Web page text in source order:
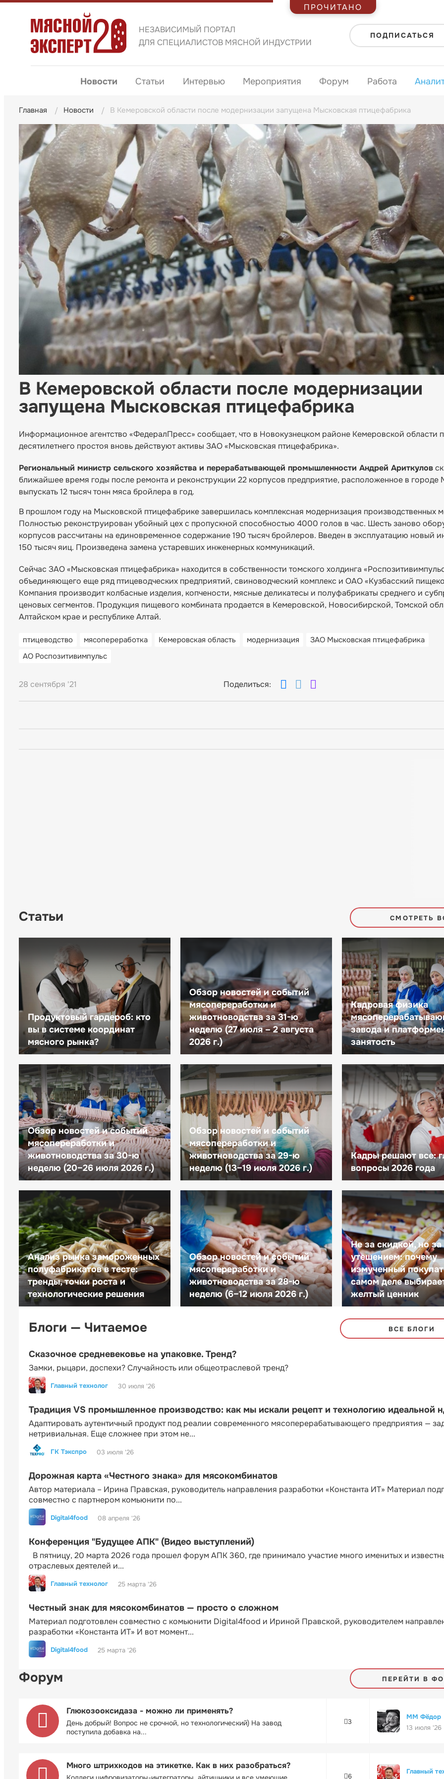
НЕЗАВИСИМЫЙ ПОРТАЛ
ДЛЯ СПЕЦИАЛИСТОВ МЯСНОЙ ИНДУСТРИИ
ПОДПИСАТЬСЯ
Новости Статьи Интервью Мероприятия Форум Работа
Главная Новости В Кемеровской области после модернизации запущена Мысковская птицефабрика
В Кемеровской области после модернизации
запущена Мысковская птицефабрика
Информационное агентство «ФедералПресс» сообщает, что в Новокузнецком районе Кемеровской области
десятилетнего простоя вновь действуют активы ЗАО «Мысковская птицефабрика».
Региональный министр сельского хозяйства и перерабатывающей промышленности Андрей Ариткулов
ближайшее время годы после ремонта и реконструкции 22 корпусов предприятие, расположенное в городе
выпускать 12 тысяч тонн мяса бройлера в год.
В прошлом году на Мысковской птицефабрике завершилась комплексная модернизация производственных
Полностью реконструирован убойный цех с пропускной способностью 4000 голов в час. Шесть заново
корпусов рассчитаны на единовременное содержание 190 тысяч бройлеров. Введен в эксплуатацию новый
150 тысяч яиц. Произведена замена устаревших инженерных коммуникаций.
Сейчас ЗАО «Мысковская птицефабрика» находится в собственности томского холдинга
объединяющего еще ряд птицеводческих предприятий, свиноводческий комплекс и ОАО «Кузбасский
Компания производит колбасные изделия, копчености, мясные деликатесы и полуфабрикаты среднего и
ценовых сегментов. Продукция пищевого комбината продается в Кемеровской, Новосибирской, Томской
Алтайском крае и республике Алтай.
птицеводство мясопереработка Кемеровская область модернизация
ЗАО Мысковская птицефабрика
АО Роспозитивимпульс
28 сентября '21 Поделиться:
Статьи СМОТРЕТЬ
Продуктовый гардероб: кто
вы в системе координат
мясного рынка?
Обзор новостей и событий
мясопереработки и
животноводства за 31-ю
неделю (27 июля – 2 августа
2026 г.)
Кадровая физика
завода и
занятость
Обзор новостей и событий
мясопереработки и
животноводства за 30-ю
неделю (20–26 июля 2026 г.)
Обзор новостей и событий
мясопереработки и
животноводства за 29-ю
неделю (13–19 июля 2026 г.)
Кадры решают все:
вопросы 2026 года
Анализ рынка замороженных
полуфабрикатов в тесте:
тренды, точки роста и
технологические решения
Обзор новостей и событий
мясопереработки и
животноводства за 28-ю
неделю (6–12 июля 2026 г.)
Не за скидкой, но за
утешением: почему
измученный
самом деле
желтый ценник
Блоги — Читаемое ВСЕ БЛОГИ
Сказочное средневековье на упаковке. Тренд?
Замки, рыцари, доспехи? Случайность или общеотраслевой тренд?
Главный технолог 30 июля '26
Традиция VS промышленное производство: как мы искали рецепт и технологию идеальной
Адаптировать аутентичный продукт под реалии современного мясоперерабатывающего предприятия —
нетривиальная. Еще сложнее при этом не...
ГК Тэкспро 03 июля '26
Дорожная карта «Честного знака» для мясокомбинатов
Автор материала – Ирина Правская, руководитель направления разработки «Константа ИТ» Материал
совместно с партнером комьюнити по...
Digital4food 08 апреля '26
Конференция "Будущее АПК" (Видео выступлений)
В пятницу, 20 марта 2026 года прошел форум АПК 360, где принимало участие много именитых и
отраслевых деятелей и...
Главный технолог 25 марта '26
Честный знак для мясокомбинатов — просто о сложном
Материал подготовлен совместно с комьюнити Digital4food и Ириной Правской, руководителем
разработки «Константа ИТ» И вот момент...
Digital4food 25 марта '26
Форум ПЕРЕЙТИ В
Глюкозооксидаза - можно ли применять?
День добрый! Вопрос не срочной, но технологический) На завод
поступила добавка на...
3
ММ Фёдор
13 июля '26
Много штрихкодов на этикетке. Как в них разобраться?
6
Главный
ПРОЧИТАНО